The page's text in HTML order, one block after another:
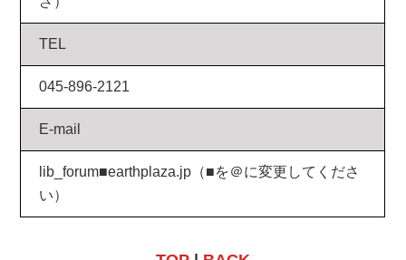
TEL
045-896-2121
E-mail
lib_forum■earthplaza.jp（■を＠に変更してくださ
い）